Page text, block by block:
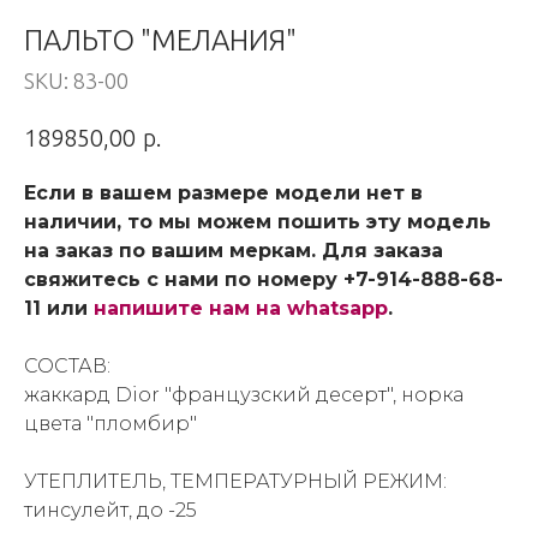
ПАЛЬТО "МЕЛАНИЯ"
SKU: 83-00
189850,00 р.
Если в вашем размере модели нет в
наличии, то мы можем пошить эту модель
на заказ по вашим меркам. Для заказа
свяжитесь с нами по номеру +7-914-888-68-
11 или напишите нам на whatsapp.
СОСТАВ:
жаккард Dior "французский десерт", норка
цвета "пломбир"
УТЕПЛИТЕЛЬ, ТЕМПЕРАТУРНЫЙ РЕЖИМ:
тинсулейт, до -25